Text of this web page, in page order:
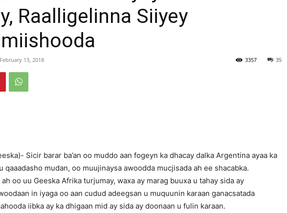
Raalligelinna Siiyey
February 13, 2018 35
3357
Sicir barar ba’an oo muddo aan fogeyn ka dhacay dalka Argentina ayaa ka
qaaadasho mudan, oo muujinaysa awoodda mucjisada ah ee shacabka.
oo uu Geeska Afrika turjumay, waxa ay marag buuxa u tahay sida ay
in iyaga oo aan cudud adeegsan u muquunin karaan ganacsatada
iibka ay ka dhigaan mid ay sida ay doonaan u fulin karaan.